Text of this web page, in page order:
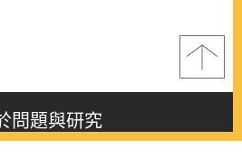
問題與研究
this journal